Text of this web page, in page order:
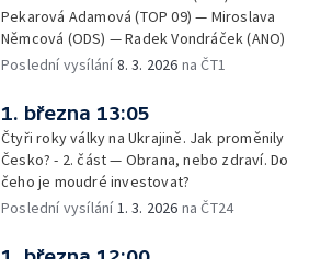
Pekarová Adamová (TOP 09) — Miroslava
Němcová (ODS) — Radek Vondráček (ANO)
Poslední vysílání8. 3. 2026 na ČT1
1. března 13:05
Čtyři roky války na Ukrajině. Jak proměnily
Česko? - 2. část — Obrana, nebo zdraví. Do
čeho je moudré investovat?
Poslední vysílání1. 3. 2026 na ČT24